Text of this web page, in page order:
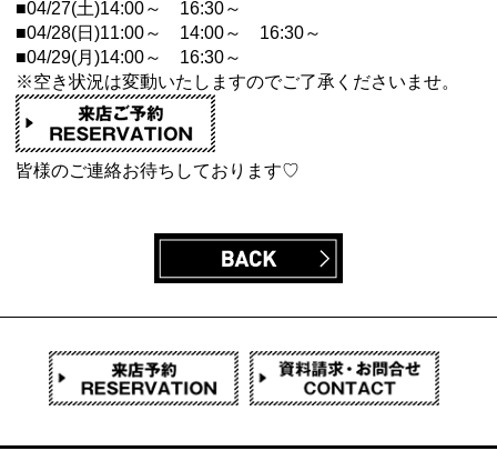
■04/27(土)14:00～ 16:30～
■04/28(日)11:00～ 14:00～ 16:30～
■04/29(月)14:00～ 16:30～
※空き状況は変動いたしますのでご了承くださいませ。
皆様のご連絡お待ちしております♡